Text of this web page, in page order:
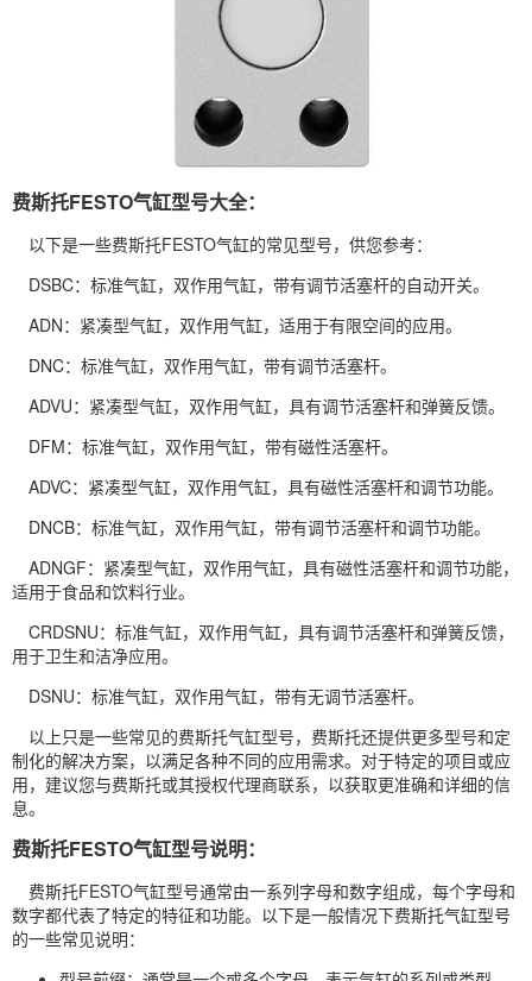
费斯托FESTO气缸型号大全：
以下是一些费斯托FESTO气缸的常见型号，供您参考：
DSBC：标准气缸，双作用气缸，带有调节活塞杆的自动开关。
ADN：紧凑型气缸，双作用气缸，适用于有限空间的应用。
DNC：标准气缸，双作用气缸，带有调节活塞杆。
ADVU：紧凑型气缸，双作用气缸，具有调节活塞杆和弹簧反馈。
DFM：标准气缸，双作用气缸，带有磁性活塞杆。
ADVC：紧凑型气缸，双作用气缸，具有磁性活塞杆和调节功能。
DNCB：标准气缸，双作用气缸，带有调节活塞杆和调节功能。
ADNGF：紧凑型气缸，双作用气缸，具有磁性活塞杆和调节功能，
适用于食品和饮料行业。
CRDSNU：标准气缸，双作用气缸，具有调节活塞杆和弹簧反馈，
用于卫生和洁净应用。
DSNU：标准气缸，双作用气缸，带有无调节活塞杆。
以上只是一些常见的费斯托气缸型号，费斯托还提供更多型号和定
制化的解决方案，以满足各种不同的应用需求。对于特定的项目或应
用，建议您与费斯托或其授权代理商联系，以获取更准确和详细的信
息。
费斯托FESTO气缸型号说明：
费斯托FESTO气缸型号通常由一系列字母和数字组成，每个字母和
数字都代表了特定的特征和功能。以下是一般情况下费斯托气缸型号
的一些常见说明：